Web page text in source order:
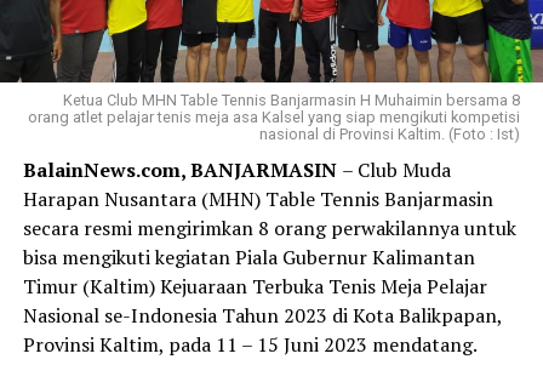
Ketua Club MHN Table Tennis Banjarmasin H Muhaimin bersama 8
orang atlet pelajar tenis meja asa Kalsel yang siap mengikuti kompetisi
nasional di Provinsi Kaltim. (Foto : Ist)
BalainNews.com, BANJARMASIN – Club Muda
Harapan Nusantara (MHN) Table Tennis Banjarmasin
secara resmi mengirimkan 8 orang perwakilannya untuk
bisa mengikuti kegiatan Piala Gubernur Kalimantan
Timur (Kaltim) Kejuaraan Terbuka Tenis Meja Pelajar
Nasional se-Indonesia Tahun 2023 di Kota Balikpapan,
Provinsi Kaltim, pada 11 – 15 Juni 2023 mendatang.